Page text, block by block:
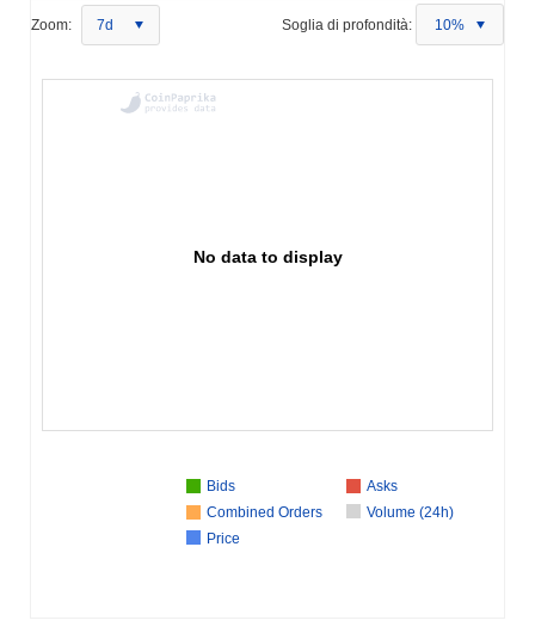
Zoom: 7d Soglia di profondità: 10%
No data to display
Bids
Asks
Combined Orders
Volume (24h)
Price